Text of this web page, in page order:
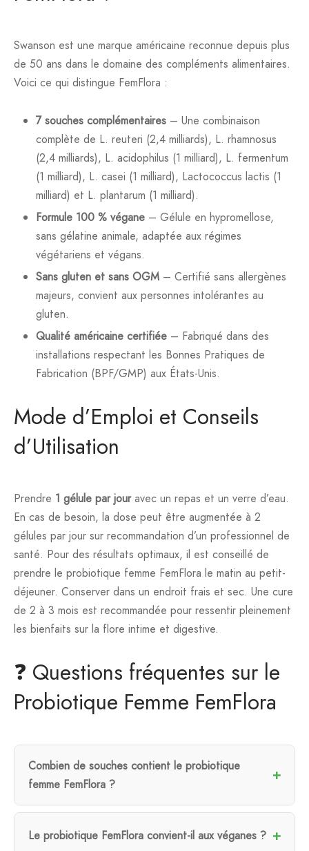
Swanson est une marque américaine reconnue depuis plus
de 50 ans dans le domaine des compléments alimentaires.
Voici ce qui distingue FemFlora :
7 souches complémentaires– Une combinaison
complète de L. reuteri (2,4 milliards), L. rhamnosus
(2,4 milliards), L. acidophilus (1 milliard), L. fermentum
(1 milliard), L. casei (1 milliard), Lactococcus lactis (1
milliard) et L. plantarum (1 milliard).
Formule 100 % végane– Gélule en hypromellose,
sans gélatine animale, adaptée aux régimes
végétariens et végans.
Sans gluten et sans OGM– Certifié sans allergènes
majeurs, convient aux personnes intolérantes au
gluten.
Qualité américaine certifiée– Fabriqué dans des
installations respectant les Bonnes Pratiques de
Fabrication (BPF/GMP) aux États-Unis.
Mode d’Emploi et Conseils
d’Utilisation
Prendre 1 gélule par jouravec un repas et un verre d’eau.
En cas de besoin, la dose peut être augmentée à 2
gélules par jour sur recommandation d’un professionnel de
santé. Pour des résultats optimaux, il est conseillé de
prendre le probiotique femme FemFlora le matin au petit-
déjeuner. Conserver dans un endroit frais et sec. Une cure
de 2 à 3 mois est recommandée pour ressentir pleinement
les bienfaits sur la flore intime et digestive.
❓ Questions fréquentes sur le
Probiotique Femme FemFlora
Combien de souches contient le probiotique
femme FemFlora ?
Le probiotique FemFlora convient-il aux véganes ?